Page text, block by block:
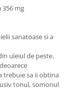
mg
sanatoase si a
uleiul de peste.
trebuie sa ii obtina
tonul, somonul